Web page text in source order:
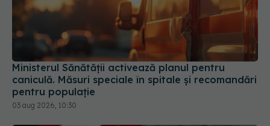
Ministerul Sănătății activează planul pentru
caniculă. Măsuri speciale în spitale și recomandări
pentru populație
03 aug 2026, 10:30